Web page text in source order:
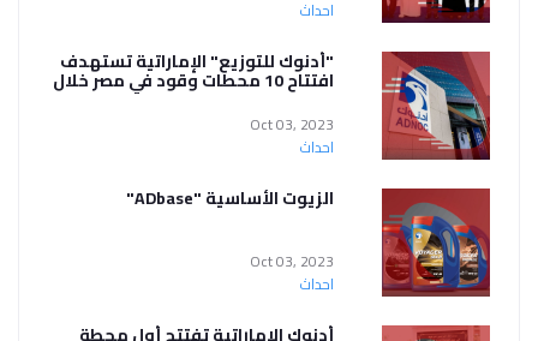
احداث
"أدنوك للتوزيع" الإماراتية تستهدف
افتتاح 10 محطات وقود في مصر خلال
Oct 03, 2023
احداث
الزيوت الأساسية "ADbase"
Oct 03, 2023
احداث